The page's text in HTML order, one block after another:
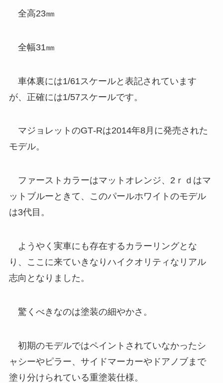
全高23㎜
全幅31㎜
車体裏には1/61スケールと表記されています
が、正確には1/57スケールです。
マジョレットのGT‐Rは2014年8月に発売された
モデル。
ファーストカラーはマットオレンジ、2ｒｄはマ
ットブルーときて、このパールホワイトのモデル
は3代目。
ようやく実車にも存在するカラーリングとな
り、ここに来ていきなりハイクオリティなリアル
志向となりました。
驚くべきなのは塗装の細やかさ。
初期のモデルではペイントされていなかったシ
ャシーやピラー、サイドマーカーやドアノブまで
塗り分けられている重塗装仕様。